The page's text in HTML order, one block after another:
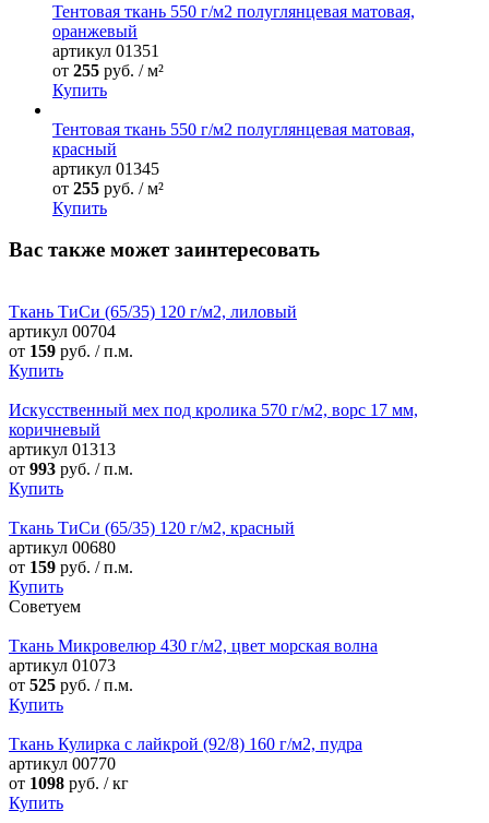
Тентовая ткань 550 г/м2 полуглянцевая матовая,
оранжевый
артикул 01351
от 255 руб. / м²
Купить
Тентовая ткань 550 г/м2 полуглянцевая матовая,
красный
артикул 01345
от 255 руб. / м²
Купить
Вас также может заинтересовать
Ткань ТиСи (65/35) 120 г/м2, лиловый
артикул 00704
от 159 руб. / п.м.
Купить
Искусственный мех под кролика 570 г/м2, ворс 17 мм,
коричневый
артикул 01313
от 993 руб. / п.м.
Купить
Ткань ТиСи (65/35) 120 г/м2, красный
артикул 00680
от 159 руб. / п.м.
Купить
Советуем
Ткань Микровелюр 430 г/м2, цвет морская волна
артикул 01073
от 525 руб. / п.м.
Купить
Ткань Кулирка с лайкрой (92/8) 160 г/м2, пудра
артикул 00770
от 1098 руб. / кг
Купить